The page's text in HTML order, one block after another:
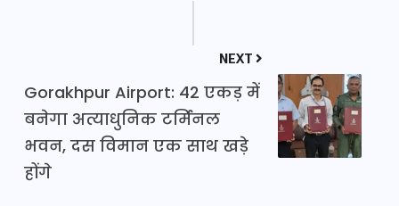
NEXT
Gorakhpur Airport: 42 एकड़ में
बनेगा अत्याधुनिक टर्मिनल
भवन, दस विमान एक साथ खड़े
होंगे